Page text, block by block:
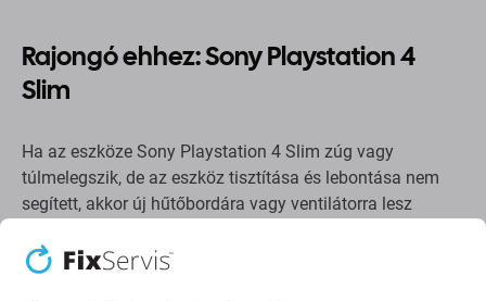
Rajongó ehhez: Sony Playstation 4
Slim
Ha az eszköze Sony Playstation 4 Slim zúg vagy
túlmelegszik, de az eszköz tisztítása és lebontása nem
segített, akkor új hűtőbordára vagy ventilátorra lesz